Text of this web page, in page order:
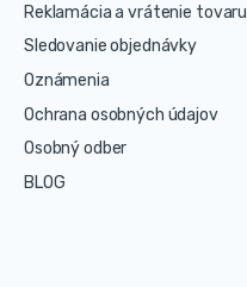
Reklamácia a vrátenie tovaru
Sledovanie objednávky
Oznámenia
Ochrana osobných údajov
Osobný odber
BLOG